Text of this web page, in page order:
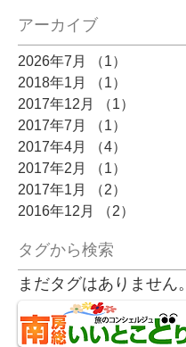
アーカイブ
2026年7月 （1）
2018年1月
（1）
2017年12月
（1）
2017年7月
（1）
2017年4月
（4）
2017年2月
（1）
2017年1月
（2）
2016年12月
（2）
タグから検索
まだタグはありません。